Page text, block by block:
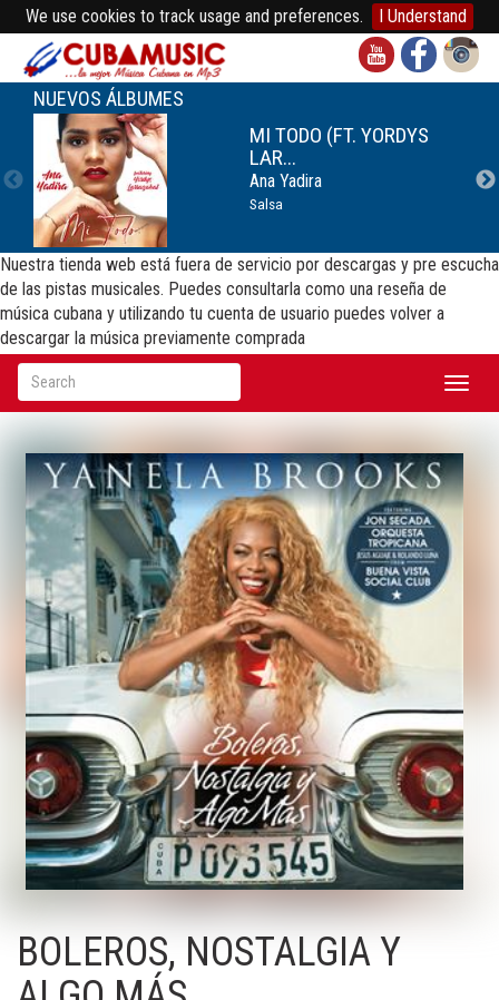
We use cookies to track usage and preferences. I Understand
NUEVOS ÁLBUMES
MI TODO (FT. YORDYS
LAR...
Ana Yadira
Salsa
Nuestra tienda web está fuera de servicio por descargas y pre escucha
de las pistas musicales. Puedes consultarla como una reseña de
música cubana y utilizando tu cuenta de usuario puedes volver a
descargar la música previamente comprada
BOLEROS, NOSTALGIA Y